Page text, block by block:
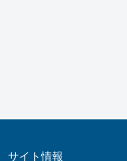
サイト情報